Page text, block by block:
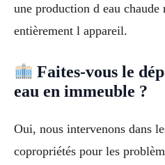
une production d eau chaude
entièrement l appareil.
Faites-vous le
eau en immeuble ?
Oui, nous intervenons dans
copropriétés pour les